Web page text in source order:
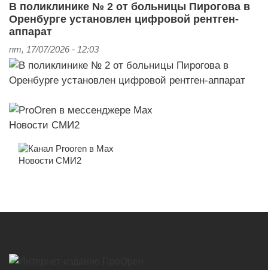
В поликлинике № 2 от больницы Пирогова в
Оренбурге установлен цифровой рентген-
аппарат
пт, 17/07/2026 - 12:03
Новости СМИ2
Новости СМИ2